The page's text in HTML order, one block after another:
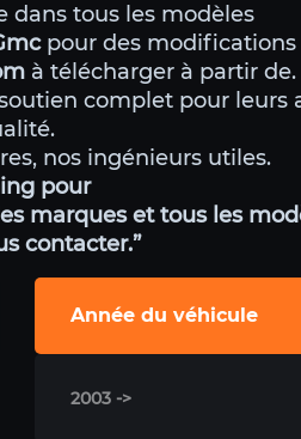
dans tous les modèles
pour des modifications
à télécharger à partir de.
complet pour leurs
nos ingénieurs utiles.
pour
marques et tous les
contacter.”
Année du véhicule
2003 ->